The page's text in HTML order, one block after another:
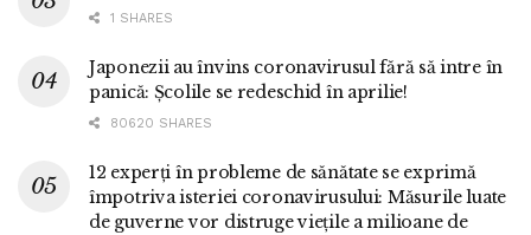
1 SHARES
Japonezii au învins coronavirusul fără să intre în
panică: Școlile se redeschid în aprilie!
80620 SHARES
12 experți în probleme de sănătate se exprimă
împotriva isteriei coronavirusului: Măsurile luate
de guverne vor distruge viețile a milioane de